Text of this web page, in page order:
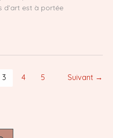
d’art est à portée
3 4 5 Suivant →